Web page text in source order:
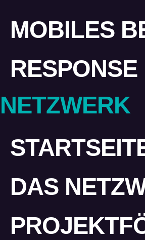
MOBILES
RESPONSE
NETZWERK
DAS